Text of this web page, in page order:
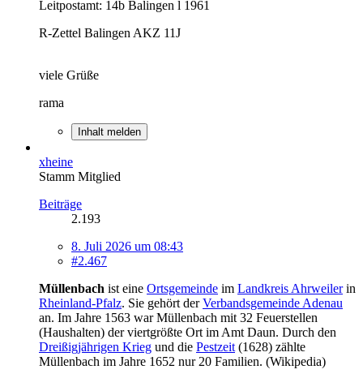
Leitpostamt: 14b Balingen l 1961
R-Zettel Balingen AKZ 11J
viele Grüße
rama
Inhalt melden
xheine
Stamm Mitglied
Beiträge
2.193
8. Juli 2026 um 08:43
#2.467
Müllenbach ist eine Ortsgemeinde im Landkreis Ahrweilerin
Rheinland-Pfalz. Sie gehört derVerbandsgemeinde Adenau
an. Im Jahre 1563 war Müllenbach mit 32 Feuerstellen
(Haushalten) der viertgrößte Ort im Amt Daun. Durch den
Dreißigjährigen Krieg und die Pestzeit (1628) zählte
Müllenbach im Jahre 1652 nur 20 Familien. (Wikipedia)